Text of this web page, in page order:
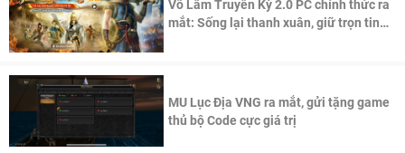
Võ Lâm Truyền Kỳ 2.0 PC chính thức ra
mắt: Sống lại thanh xuân, giữ trọn tinh
MU Lục Địa VNG ra mắt, gửi tặng game
thủ bộ Code cực giá trị